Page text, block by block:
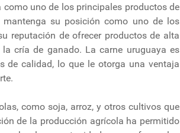
uno de los principales productos de
su posición como uno de los
reputación de ofrecer productos de alta
cría de ganado. La carne uruguaya es
de calidad, lo que le otorga una ventaja
como soja, arroz, y otros cultivos que
de la producción agrícola ha permitido